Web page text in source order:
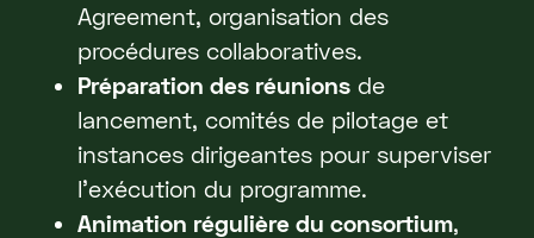
Agreement, organisation des
procédures collaboratives.
Préparation des réunionsde
lancement, comités de pilotage et
instances dirigeantes pour superviser
l’exécution du programme.
Animation régulière du consortium,